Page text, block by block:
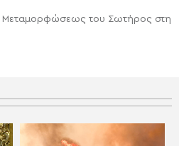
Μεταμορφώσεως του Σωτήρος στη